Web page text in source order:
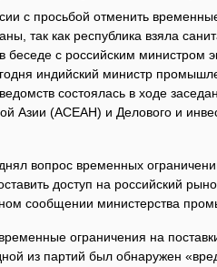
с просьбой отменить
так как республика взяла
беседе с российским министром
индийский министр
состоялась в ходе
Азии (АСЕАН) и Делового и
вопрос временных
доступ на российский
сообщении министерства
ограничения на
из партий был обнаружен